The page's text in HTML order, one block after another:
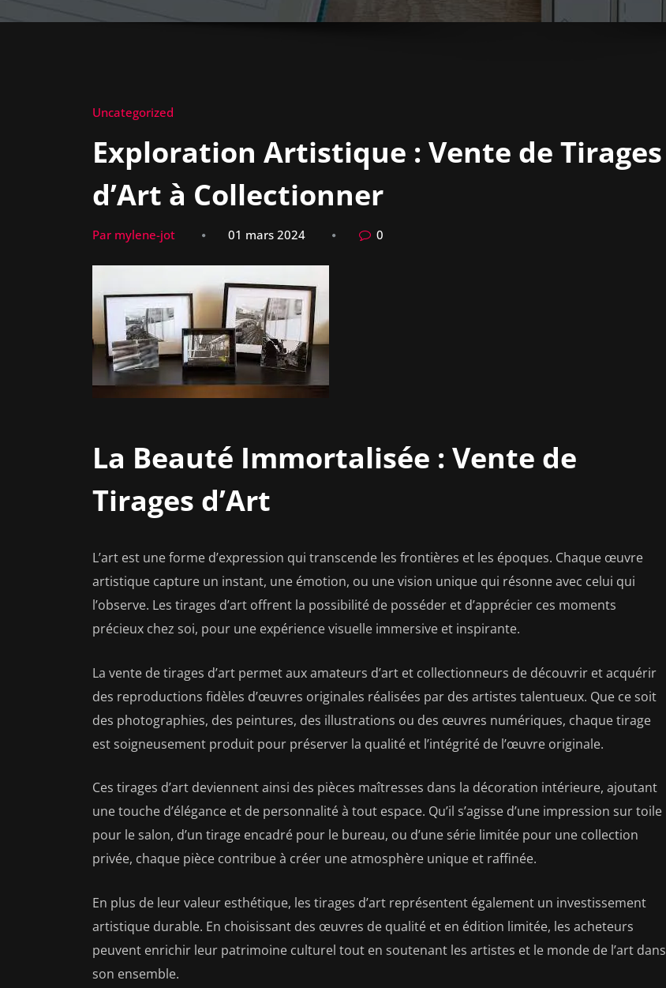
Uncategorized
Exploration Artistique : Vente de Tirages
d’Art à Collectionner
Par mylene-jot 01 mars 2024 0
La Beauté Immortalisée : Vente de
Tirages d’Art
L’art est une forme d’expression qui transcende les frontières et les époques. Chaque œuvre
artistique capture un instant, une émotion, ou une vision unique qui résonne avec celui qui
l’observe. Les tirages d’art offrent la possibilité de posséder et d’apprécier ces moments
précieux chez soi, pour une expérience visuelle immersive et inspirante.
La vente de tirages d’art permet aux amateurs d’art et collectionneurs de découvrir et acquérir
des reproductions fidèles d’œuvres originales réalisées par des artistes talentueux. Que ce soit
des photographies, des peintures, des illustrations ou des œuvres numériques, chaque tirage
est soigneusement produit pour préserver la qualité et l’intégrité de l’œuvre originale.
Ces tirages d’art deviennent ainsi des pièces maîtresses dans la décoration intérieure, ajoutant
une touche d’élégance et de personnalité à tout espace. Qu’il s’agisse d’une impression sur toile
pour le salon, d’un tirage encadré pour le bureau, ou d’une série limitée pour une collection
privée, chaque pièce contribue à créer une atmosphère unique et raffinée.
En plus de leur valeur esthétique, les tirages d’art représentent également un investissement
artistique durable. En choisissant des œuvres de qualité et en édition limitée, les acheteurs
peuvent enrichir leur patrimoine culturel tout en soutenant les artistes et le monde de l’art dans
son ensemble.